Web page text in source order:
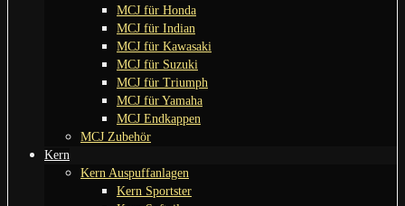
MCJ für Honda
MCJ für Indian
MCJ für Kawasaki
MCJ für Suzuki
MCJ für Triumph
MCJ für Yamaha
MCJ Endkappen
MCJ Zubehör
Kern
Kern Auspuffanlagen
Kern Sportster